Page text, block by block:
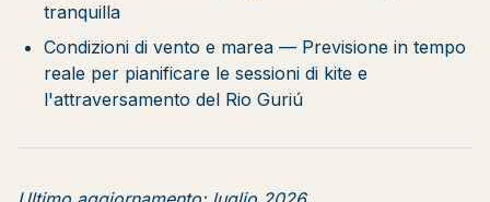
tranquilla
Condizioni di vento e marea — Previsione in tempo
reale per pianificare le sessioni di kite e
l'attraversamento del Rio Guriú